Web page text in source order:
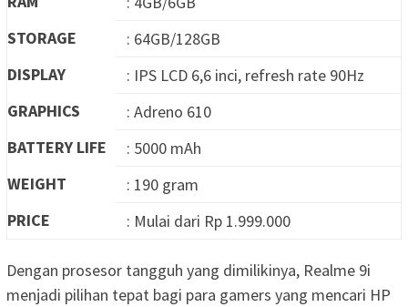
STORAGE
: 64GB/128GB
DISPLAY
: IPS LCD 6,6 inci, refresh rate 90Hz
GRAPHICS
: Adreno 610
BATTERY LIFE
: 5000 mAh
WEIGHT
: 190 gram
PRICE
: Mulai dari Rp 1.999.000
Dengan prosesor tangguh yang dimilikinya, Realme 9i
menjadi pilihan tepat bagi para gamers yang mencari HP